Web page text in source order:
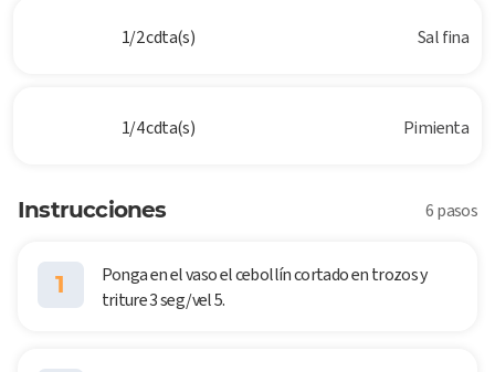
1/2 cdta(s) Sal fina
1/4 cdta(s) Pimienta
Instrucciones 6 pasos
1
Ponga en el vaso el cebollín cortado en trozos y
triture 3 seg/vel 5.